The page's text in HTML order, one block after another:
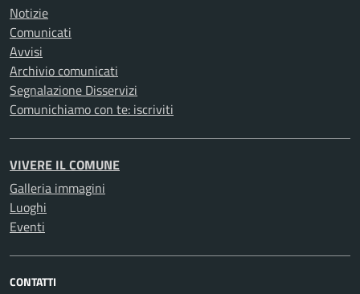
Notizie
Comunicati
Avvisi
Archivio comunicati
Segnalazione Disservizi
Comunichiamo con te: iscriviti
VIVERE IL COMUNE
Galleria immagini
Luoghi
Eventi
CONTATTI